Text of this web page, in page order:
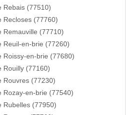
Rebais (77510)
Recloses (77760)
Remauville (77710)
Reuil-en-brie (77260)
Roissy-en-brie (77680)
Rouilly (77160)
Rouvres (77230)
Rozay-en-brie (77540)
Rubelles (77950)